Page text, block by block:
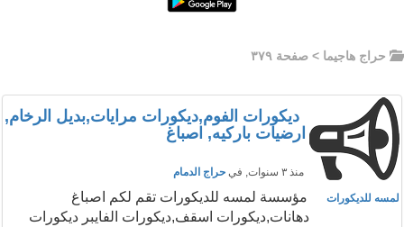
حراج هاجيما > صفحة ٣٧٩
ديكورات الفوم,ديكورات مرايات,بديل الرخام,
ارضيات باركيه, اصباغ
منذ ٣ سنوات , في حراج الدمام
لمسه للديكورات
مؤسسة لمسه للديكورات تقم لكم اصباغ
دهانات,ديكورات اسقف,ديكورات الفايبر ديكورات